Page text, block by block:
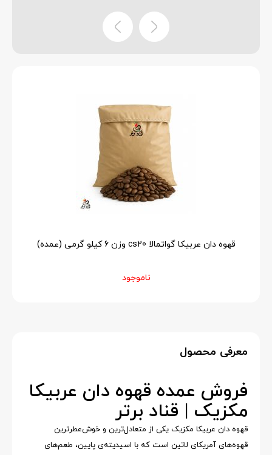
قهوه دان عربیکا گواتمالا cs20 وزن 6 کیلو گرمی (عمده)
ناموجود
معرفی محصول
فروش عمده قهوه دان عربیکا
مکزیک | قناد برتر
قهوه دان عربیکا مکزیک یکی از متعادل‌ترین و خوش‌عطرترین
قهوه‌های آمریکای لاتین است که با اسیدیته‌ی پایین، طعم‌های